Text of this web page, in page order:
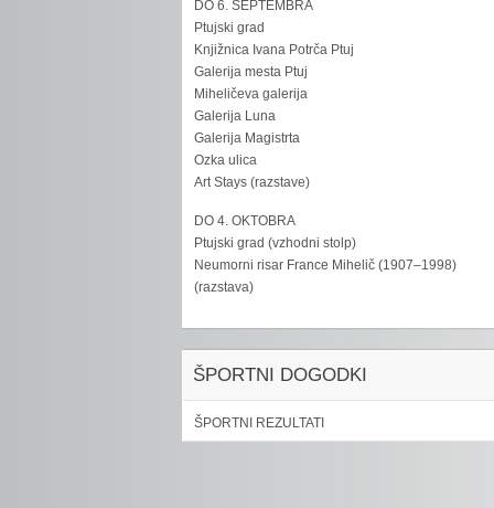
DO 6. SEPTEMBRA
Ptujski grad
Knjižnica Ivana Potrča Ptuj
Galerija mesta Ptuj
Miheličeva galerija
Galerija Luna
Galerija Magistrta
Ozka ulica
Art Stays (razstave)
DO 4. OKTOBRA
Ptujski grad (vzhodni stolp)
Neumorni risar France Mihelič (1907–1998)
(razstava)
ŠPORTNI DOGODKI
ŠPORTNI REZULTATI